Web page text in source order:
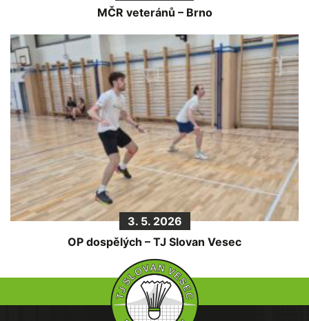
MČR veteránů – Brno
3. 5. 2026
OP dospělých – TJ Slovan Vesec